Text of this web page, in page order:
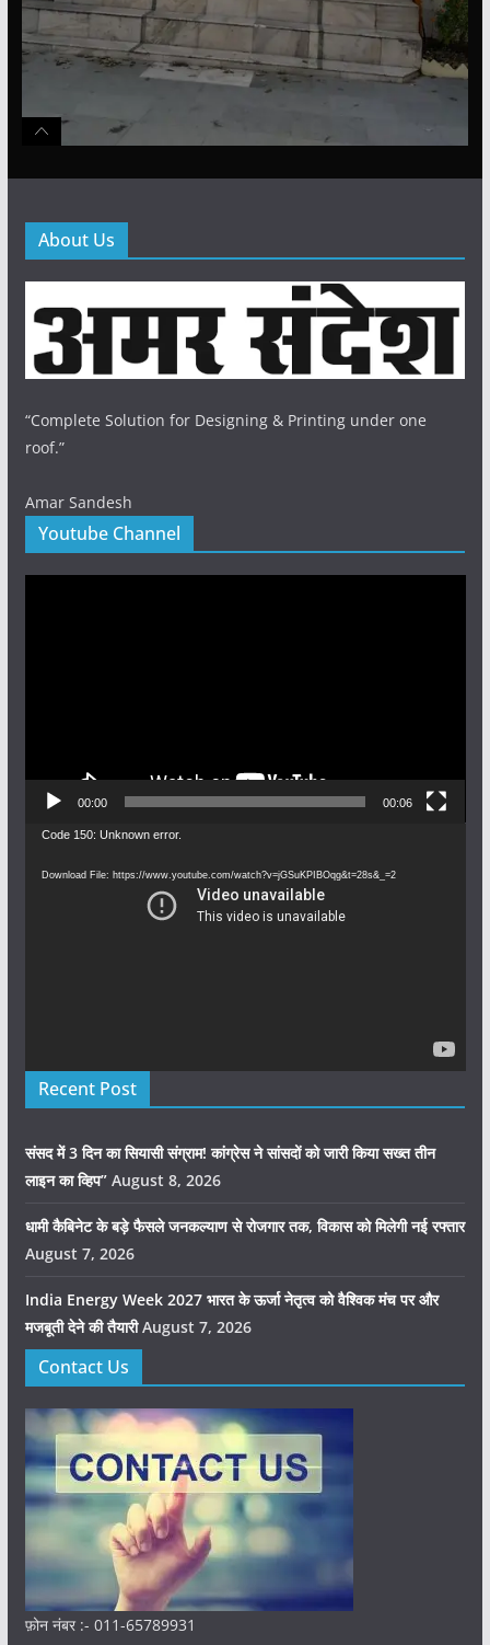
About Us
“Complete Solution for Designing & Printing under one
roof.”
Amar Sandesh
Youtube Channel
00:00 00:06
Video
Code 150: Unknown error.
Download File: https://www.youtube.com/watch?v=jGSuKPIBOqg&t=28s&_=2
Recent Post
संसद में 3 दिन का सियासी संग्राम! कांग्रेस ने सांसदों को जारी किया सख्त तीन
लाइन का व्हिप” August 8, 2026
धामी कैबिनेट के बड़े फैसले जनकल्याण से रोजगार तक, विकास को मिलेगी नई रफ्तार
August 7, 2026
India Energy Week 2027 भारत के ऊर्जा नेतृत्व को वैश्विक मंच पर और
मजबूती देने की तैयारी August 7, 2026
Contact Us
फ़ोन नंबर :- 011-65789931